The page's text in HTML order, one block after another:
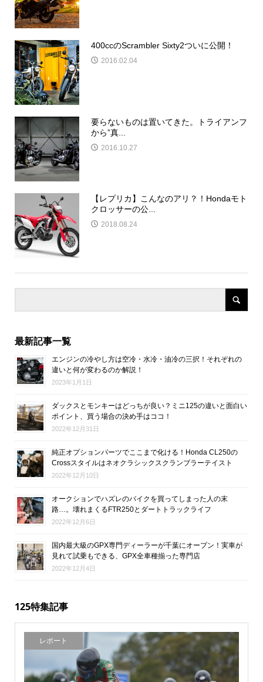
400ccのScrambler Sixty2ついに公開！
2016.02.04
要らないものは置いてきた。トライアンフ
から”真...
2016.10.27
【レプリカ】こんなのアリ？！Hondaモト
クロッサーの公...
2018.08.24
最新記事一覧
エンジンの冷やし方は空冷・水冷・油冷の三択！それぞれの
違いと何が変わるのか解説！
2023年1月1日
ダックスとモンキーはどっちが良い？ミニ125の違いと面白い
ポイント、買う場合の決め手はココ！
2022年12月31日
純正オプションパーツでここまで化ける！Honda CL250の
Crossスタイルはネオクラシックスクランブラーテイスト
2022年12月10日
オークションでハズレのバイクを買ってしまった人の末
路…。壊れまくるFTR250とダートトラックライフ
2022年12月6日
国内最大級のGPX専門ディーラーが千葉にオープン！実車が
見れて試乗もできる、GPX全車種揃った専門店
2022年12月4日
125特集記事
レポート